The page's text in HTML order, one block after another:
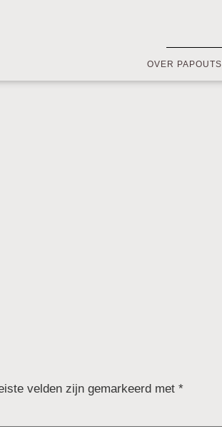
OVER PAPOUTSI
velden zijn gemarkeerd met *